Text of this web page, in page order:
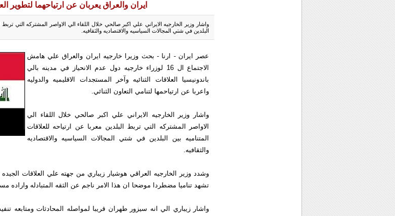
ايران والعراق يعربان عن ارتياحهما لتطوير
واشار وزير الخارجيه الايراني علي اكبر صالحي خلال اللقاء الي الاواصر المشتركه التي تربط
البلدين في شتي المجالات السياسيه والاقتصاديه والثقافيه.
عصر ایران - ارنا - بحث وزيرا خارجيه ايران والعراق علي هامش
الاجتماع ال 16 لوزراء خارجيه دول عدم الانحياز في مدينه بالي
باندونيسيا العلاقات الثنائيه وآخر المستجدات الاقليميه والدوليه
واعربا عن ارتياحمها لتنامي التعاون الثنائي.
واشار وزير الخارجيه الايراني علي اكبر صالحي خلال اللقاء الي
الاواصر المشتركه التي تربط البلدين معربا عن ارتياحه للعلاقات
المتناميه بين البلدين في شتي المجالات السياسيه والاقتصاديه
والثقافيه.
وشدد وزير الخارجيه العراقي هوشيار زيباري من جهته علي العلاقات الجيده
تشهد تناميا مضطردا موضحا ان هذا الامر ناجم عن الثقه المتبادله واراده
واشار زيباري الي انه سيزور طهران قريبا لمواصله المحادثات ومتابعه تنفيذ